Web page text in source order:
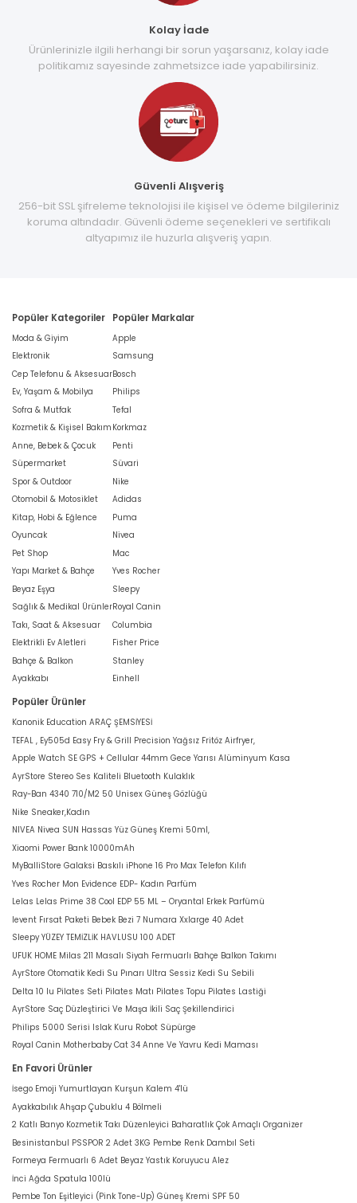
Kolay İade
Ürünlerinizle ilgili herhangi bir sorun yaşarsanız, kolay iade
politikamız sayesinde zahmetsizce iade yapabilirsiniz.
Güvenli Alışveriş
256-bit SSL şifreleme teknolojisi ile kişisel ve ödeme bilgileriniz
koruma altındadır. Güvenli ödeme seçenekleri ve sertifikalı
altyapımız ile huzurla alışveriş yapın.
Popüler Kategoriler
Moda & Giyim
Elektronik
Cep Telefonu & Aksesuar
Ev, Yaşam & Mobilya
Sofra & Mutfak
Kozmetik & Kişisel Bakım
Anne, Bebek & Çocuk
Süpermarket
Spor & Outdoor
Otomobil & Motosiklet
Kitap, Hobi & Eğlence
Oyuncak
Pet Shop
Yapı Market & Bahçe
Beyaz Eşya
Sağlık & Medikal Ürünler
Takı, Saat & Aksesuar
Elektrikli Ev Aletleri
Bahçe & Balkon
Ayakkabı
Popüler Markalar
Apple
Samsung
Bosch
Philips
Tefal
Korkmaz
Penti
Süvari
Nike
Adidas
Puma
Nivea
Mac
Yves Rocher
Sleepy
Royal Canin
Columbia
Fisher Price
Stanley
Einhell
Popüler Ürünler
Kanonik Education ARAÇ ŞEMSİYESİ
TEFAL , Ey505d Easy Fry & Grill Precision Yağsız Fritöz Airfryer,
Apple Watch SE GPS + Cellular 44mm Gece Yarısı Alüminyum Kasa
AyrStore Stereo Ses Kaliteli Bluetooth Kulaklık
Ray-Ban 4340 710/M2 50 Unisex Güneş Gözlüğü
Nike Sneaker,Kadın
NIVEA Nivea SUN Hassas Yüz Güneş Kremi 50ml,
Xiaomi Power Bank 10000mAh
MyBalliStore Galaksi Baskılı iPhone 16 Pro Max Telefon Kılıfı
Yves Rocher Mon Evidence EDP- Kadın Parfüm
Lelas Lelas Prime 38 Cool EDP 55 ML – Oryantal Erkek Parfümü
levent Fırsat Paketi Bebek Bezi 7 Numara Xxlarge 40 Adet
Sleepy YÜZEY TEMİZLİK HAVLUSU 100 ADET
UFUK HOME Milas 211 Masalı Siyah Fermuarlı Bahçe Balkon Takımı
AyrStore Otomatik Kedi Su Pınarı Ultra Sessiz Kedi Su Sebili
Delta 10 lu Pilates Seti Pilates Matı Pilates Topu Pilates Lastiği
AyrStore Saç Düzleştirici Ve Maşa İkili Saç Şekillendirici
Philips 5000 Serisi Islak Kuru Robot Süpürge
Royal Canin Motherbaby Cat 34 Anne Ve Yavru Kedi Maması
En Favori Ürünler
İsego Emoji Yumurtlayan Kurşun Kalem 4'lü
Ayakkabılık Ahşap Çubuklu 4 Bölmeli
2 Katlı Banyo Kozmetik Takı Düzenleyici Baharatlık Çok Amaçlı Organizer
Besinistanbul PSSPOR 2 Adet 3KG Pembe Renk Dambıl Seti
Formeya Fermuarlı 6 Adet Beyaz Yastık Koruyucu Alez
İnci Ağda Spatula 100lü
Pembe Ton Eşitleyici (Pink Tone-Up) Güneş Kremi SPF 50